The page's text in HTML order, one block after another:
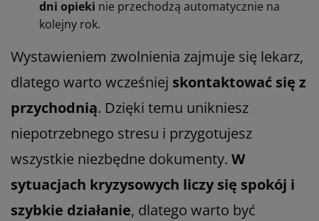
dni opieki nie przechodzą automatycznie na
kolejny rok.
Wystawieniem zwolnienia zajmuje się lekarz,
dlatego warto wcześniej skontaktować się z
przychodnią. Dzięki temu unikniesz
niepotrzebnego stresu i przygotujesz
wszystkie niezbędne dokumenty. W
sytuacjach kryzysowych liczy się spokój i
szybkie działanie, dlatego warto być